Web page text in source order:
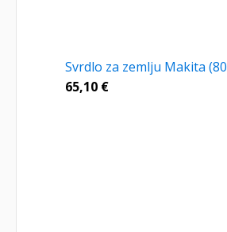
Svrdlo za zemlju Makita
65,10 €